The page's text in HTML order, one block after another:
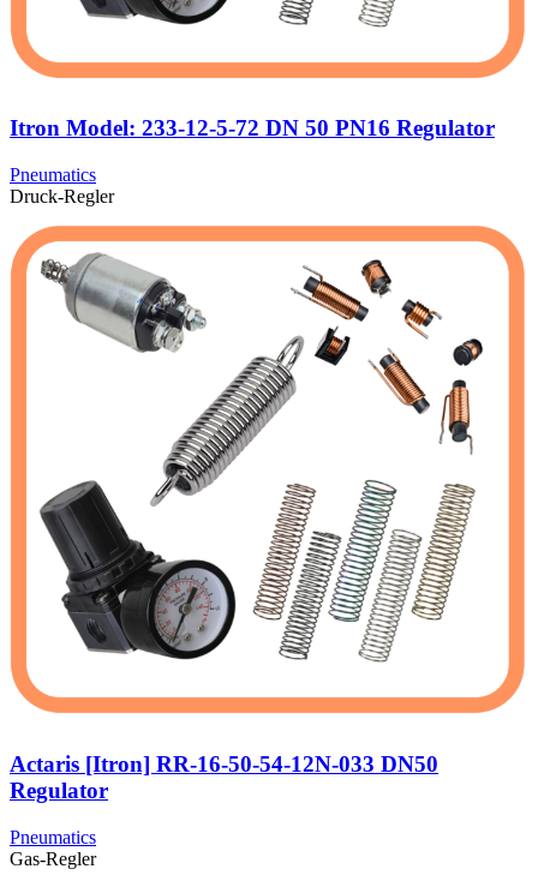
Itron Model: 233-12-5-72 DN 50 PN16 Regulator
Pneumatics
Druck-Regler
Actaris [Itron] RR-16-50-54-12N-033 DN50
Regulator
Pneumatics
Gas-Regler